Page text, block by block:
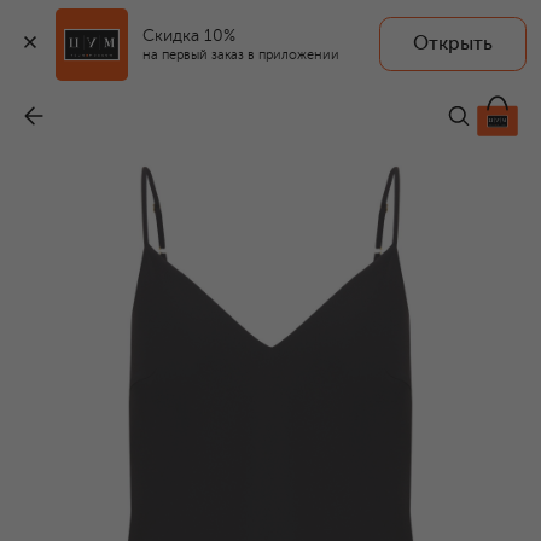
Скидка 10%
на первый заказ в приложении
Открыть
24 500 ₽